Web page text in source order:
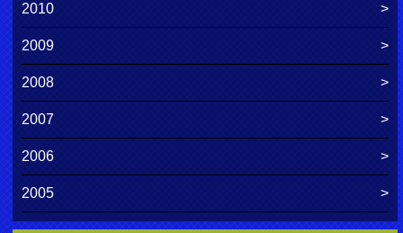
2010
2009
2008
2007
2006
2005